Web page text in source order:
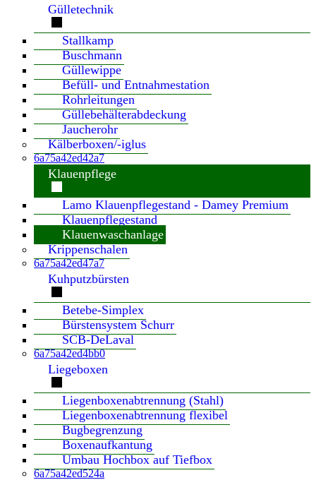
Gülletechnik
Stallkamp
Buschmann
Güllewippe
Befüll- und Entnahmestation
Rohrleitungen
Güllebehälterabdeckung
Jaucherohr
Kälberboxen/-iglus
6a75a42ed42a7
Klauenpflege
Lamo Klauenpflegestand - Damey Premium
Klauenpflegestand
Klauenwaschanlage
Krippenschalen
6a75a42ed47a7
Kuhputzbürsten
Betebe-Simplex
Bürstensystem Schurr
SCB-DeLaval
6a75a42ed4bb0
Liegeboxen
Liegenboxenabtrennung (Stahl)
Liegenboxenabtrennung flexibel
Bugbegrenzung
Boxenaufkantung
Umbau Hochbox auf Tiefbox
6a75a42ed524a